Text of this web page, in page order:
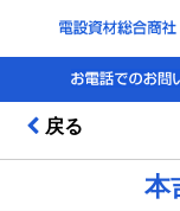
戻る
本